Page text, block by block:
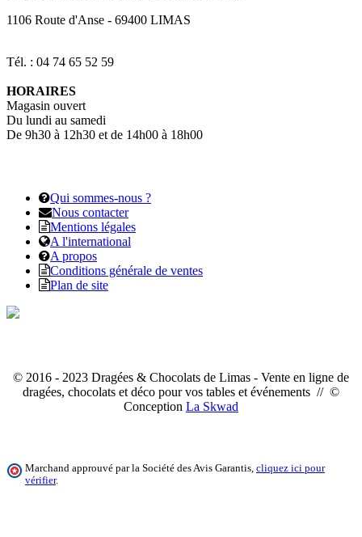
1106 Route d'Anse - 69400 LIMAS
Tél. : 04 74 65 52 59
HORAIRES
Magasin ouvert
Du lundi au samedi
De 9h30 à 12h30 et de 14h00 à 18h00
Qui sommes-nous ?
Nous contacter
Mentions légales
A l'international
A propos
Conditions générale de ventes
Plan de site
© 2016 - 2023 Dragées & Chocolats de Limas - Vente en ligne de
dragées, chocolats et déco pour vos tables et événements // ©
Conception La Skwad
Marchand approuvé par la Société des Avis Garantis, cliquez ici pour
vérifier.